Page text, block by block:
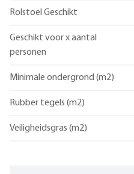
Rolstoel Geschikt
Geschikt voor x aantal
personen
Minimale ondergrond (m2)
Rubber tegels (m2)
Veiligheidsgras (m2)